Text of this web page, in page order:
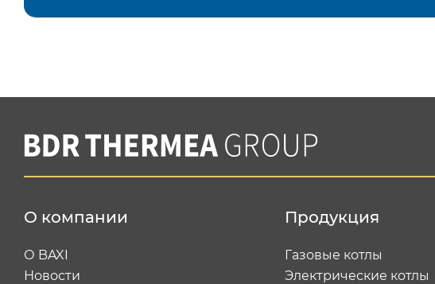
О компании
О BAXI
Новости
Продукция
Газовые котлы
Электрические котлы